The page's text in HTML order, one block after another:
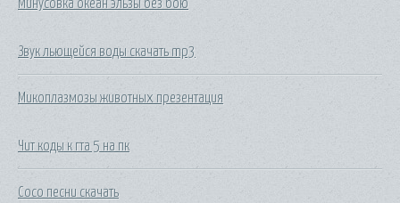
Минусовка океан эльзы без бою
Звук льющейся воды скачать mp3
Микоплазмозы животных презентация
Чит коды к гта 5 на пк
Сосо песни скачать